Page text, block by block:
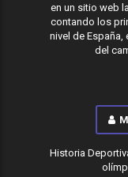
en un sitio web
contando los
nivel de España,
del
Historia